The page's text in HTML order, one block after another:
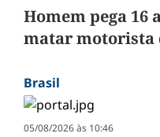
Homem pega 16
matar motorista
Brasil
05/08/2026 às 10:46